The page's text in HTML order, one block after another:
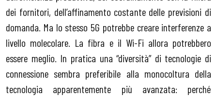
dei fornitori, dell’affinamento costante delle previsioni di
domanda. Ma lo stesso 5G potrebbe creare interferenze a
livello molecolare. La fibra e il Wi-Fi allora potrebbero
essere meglio. In pratica una “diversità” di tecnologie di
connessione sembra preferibile alla monocoltura della
tecnologia apparentemente più avanzata: perché